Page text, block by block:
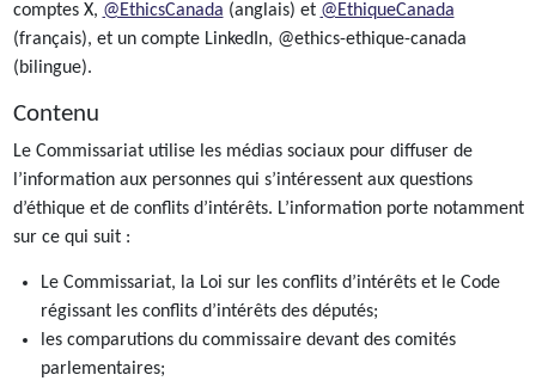
comptes X, @EthicsCanada (anglais) et @EthiqueCanada
(français), et un compte LinkedIn, @ethics-ethique-canada
(bilingue).
Contenu
Le Commissariat utilise les médias sociaux pour diffuser de
l’information aux personnes qui s’intéressent aux questions
d’éthique et de conflits d’intérêts. L’information porte notamment
sur ce qui suit :
Le Commissariat, la Loi sur les conflits d’intérêts et le Code
régissant les conflits d’intérêts des députés;
les comparutions du commissaire devant des comités
parlementaires;